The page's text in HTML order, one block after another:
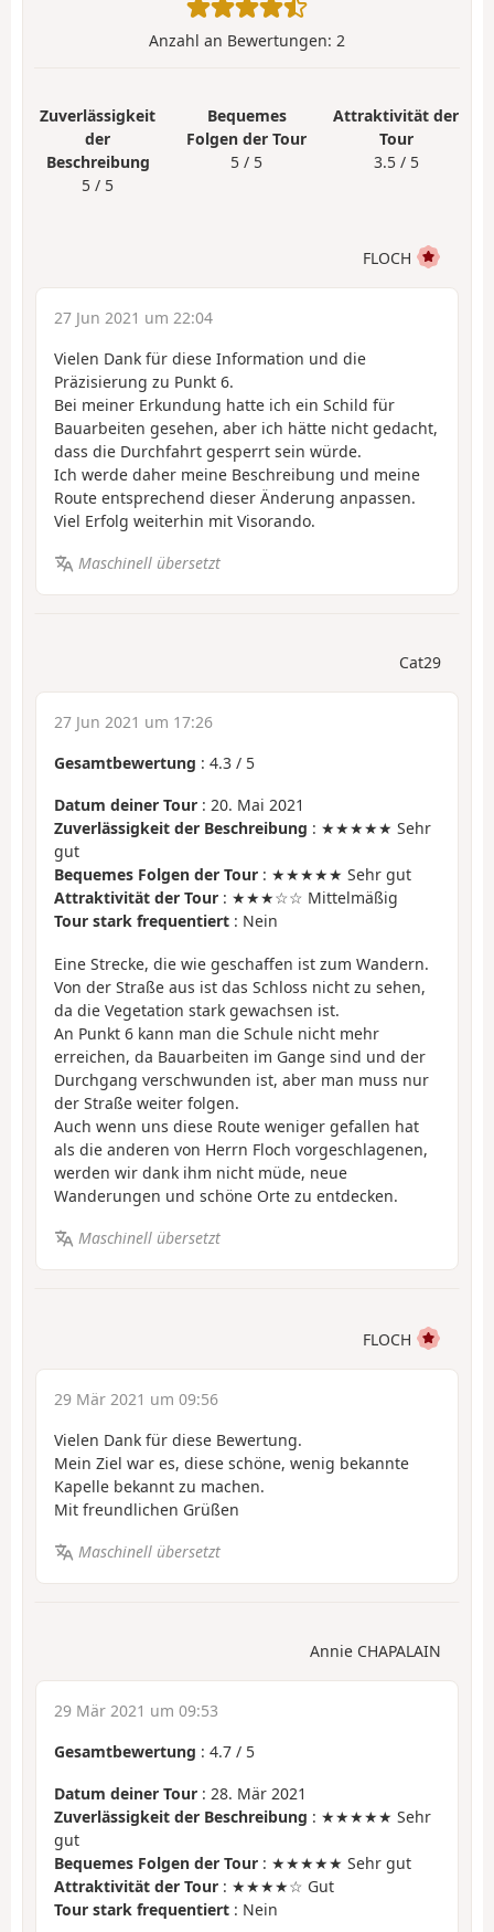
Anzahl an Bewertungen: 2
Zuverlässigkeit
der
Beschreibung
5 / 5
Bequemes
Folgen der Tour
5 / 5
Attraktivität der
Tour
3.5 / 5
FLOCH
27 Jun 2021 um 22:04
Vielen Dank für diese Information und die
Präzisierung zu Punkt 6.
Bei meiner Erkundung hatte ich ein Schild für
Bauarbeiten gesehen, aber ich hätte nicht gedacht,
dass die Durchfahrt gesperrt sein würde.
Ich werde daher meine Beschreibung und meine
Route entsprechend dieser Änderung anpassen.
Viel Erfolg weiterhin mit Visorando.
Maschinell übersetzt
Cat29
27 Jun 2021 um 17:26
Gesamtbewertung : 4.3 / 5
Datum deiner Tour : 20. Mai 2021
Zuverlässigkeit der Beschreibung : ★★★★★ Sehr
gut
Bequemes Folgen der Tour : ★★★★★ Sehr gut
Attraktivität der Tour : ★★★☆☆ Mittelmäßig
Tour stark frequentiert : Nein
Eine Strecke, die wie geschaffen ist zum Wandern.
Von der Straße aus ist das Schloss nicht zu sehen,
da die Vegetation stark gewachsen ist.
An Punkt 6 kann man die Schule nicht mehr
erreichen, da Bauarbeiten im Gange sind und der
Durchgang verschwunden ist, aber man muss nur
der Straße weiter folgen.
Auch wenn uns diese Route weniger gefallen hat
als die anderen von Herrn Floch vorgeschlagenen,
werden wir dank ihm nicht müde, neue
Wanderungen und schöne Orte zu entdecken.
Maschinell übersetzt
FLOCH
29 Mär 2021 um 09:56
Vielen Dank für diese Bewertung.
Mein Ziel war es, diese schöne, wenig bekannte
Kapelle bekannt zu machen.
Mit freundlichen Grüßen
Maschinell übersetzt
Annie CHAPALAIN
29 Mär 2021 um 09:53
Gesamtbewertung : 4.7 / 5
Datum deiner Tour : 28. Mär 2021
Zuverlässigkeit der Beschreibung : ★★★★★ Sehr
gut
Bequemes Folgen der Tour : ★★★★★ Sehr gut
Attraktivität der Tour : ★★★★☆ Gut
Tour stark frequentiert : Nein